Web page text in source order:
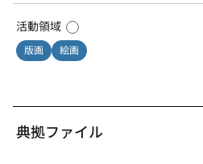
活動領域
版画 絵画
典拠ファイル